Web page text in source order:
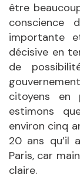
être
conscience
importante
décisive en
de
citoyens en
estimons
environ cinq
20 ans qu’il
Paris, car
claire.